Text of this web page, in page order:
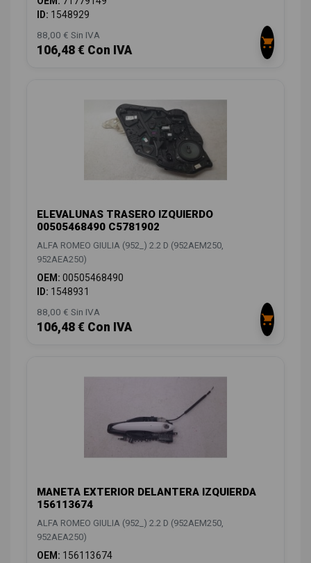
ID: 1548929
88,00 € Sin IVA
106,48 € Con IVA
ELEVALUNAS TRASERO IZQUIERDO
00505468490 C5781902
ALFA ROMEO GIULIA (952_) 2.2 D (952AEM250,
952AEA250)
OEM: 00505468490
ID: 1548931
88,00 € Sin IVA
106,48 € Con IVA
MANETA EXTERIOR DELANTERA IZQUIERDA
156113674
ALFA ROMEO GIULIA (952_) 2.2 D (952AEM250,
952AEA250)
OEM: 156113674